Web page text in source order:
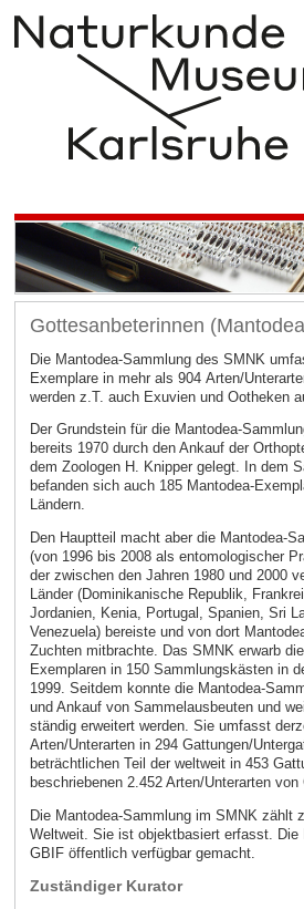
Gottesanbeterinnen
Die Mantodea-Sammlung des SMNK
Exemplare in mehr als 904 Arten/
werden z.T. auch Exuvien und Ootheken
Der Grundstein für die Mantodea-
bereits 1970 durch den Ankauf der
dem Zoologen H. Knipper gelegt. In dem
befanden sich auch 185 Mantodea-
Ländern.
Den Hauptteil macht aber die Mantodea-
(von 1996 bis 2008 als entomologischer
der zwischen den Jahren 1980 und 2000
Länder (Dominikanische Republik,
Jordanien, Kenia, Portugal, Spanien, Sri
Venezuela) bereiste und von dort
Zuchten mitbrachte. Das SMNK erwarb
Exemplaren in 150 Sammlungskästen in
1999. Seitdem konnte die Mantodea-
und Ankauf von Sammelausbeuten und
ständig erweitert werden. Sie umfasst
Arten/Unterarten in 294 Gattungen/
beträchtlichen Teil der weltweit in 453
beschriebenen 2.452 Arten/Unterarten
Die Mantodea-Sammlung im SMNK zählt
Weltweit. Sie ist objektbasiert erfasst. Die
GBIF öffentlich verfügbar gemacht.
Zuständiger Kurator